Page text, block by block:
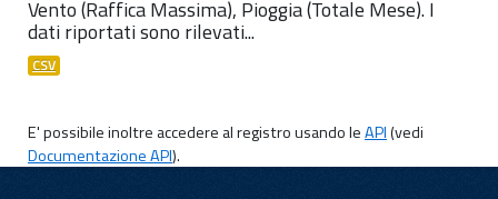
Vento (Raffica Massima), Pioggia (Totale Mese). I
dati riportati sono rilevati...
CSV
E' possibile inoltre accedere al registro usando leAPI(vedi
Documentazione API).